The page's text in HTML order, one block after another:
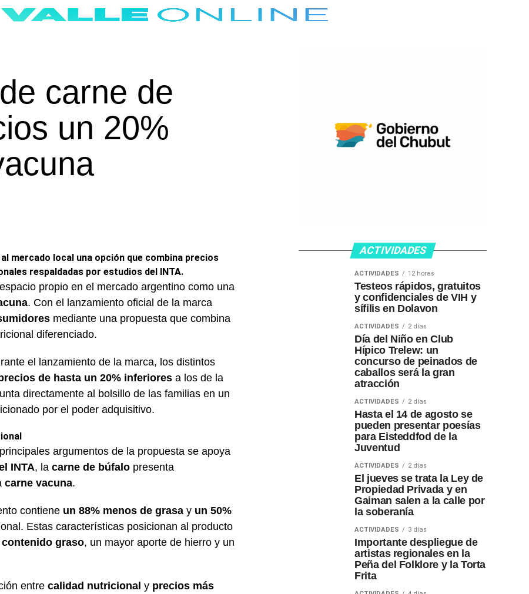
carne de
un 20%
mercado local una opción que combina precios
respaldadas por estudios del INTA.
propio en el mercado argentino como una
. Con el lanzamiento oficial de la marca
mediante una propuesta que combina
diferenciado.
el lanzamiento de la marca, los distintos
de hasta un 20% inferiores a los de la
directamente al bolsillo de las familias en un
por el poder adquisitivo.
argumentos de la propuesta se apoya
INTA, la carne de búfalo presenta
carne vacuna.
contiene un 88% menos de grasa y un 50%
Estas características posicionan al producto
contenido graso, un mayor aporte de hierro y un
entre calidad nutricional y precios más
ACTIVIDADES
ACTIVIDADES 12 horas
Testeos rápidos, gratuitos
y confidenciales de VIH y
sífilis en Dolavon
ACTIVIDADES 2 días
Día del Niño en Club
Hípico Trelew: un
concurso de peinados de
caballos será la gran
atracción
ACTIVIDADES 2 días
Hasta el 14 de agosto se
pueden presentar poesías
para Eisteddfod de la
Juventud
ACTIVIDADES 2 días
El jueves se trata la Ley de
Propiedad Privada y en
Gaiman salen a la calle por
la soberanía
ACTIVIDADES 3 días
Importante despliegue de
artistas regionales en la
Peña del Folklore y la Torta
Frita